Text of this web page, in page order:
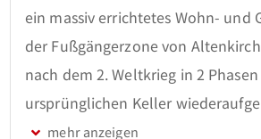
ein massiv errichtetes Wohn- und
der Fußgängerzone von
nach dem 2. Weltkrieg in 2
ursprünglichen Keller
ältere Teil stammt aus der Zeit von